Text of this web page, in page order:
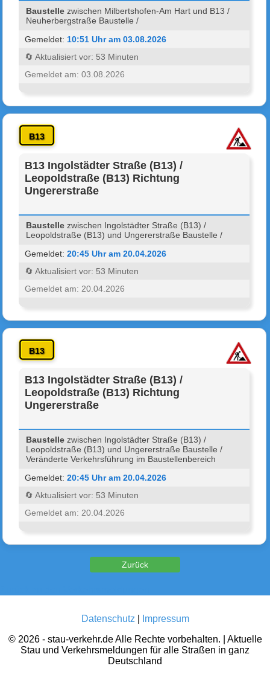
Baustelle zwischen Milbertshofen-Am Hart und B13 /
Neuherbergstraße Baustelle /
Gemeldet: 10:51 Uhr am 03.08.2026
🔄 Aktualisiert vor: 53 Minuten
Gemeldet am: 03.08.2026
B13
B13 Ingolstädter Straße (B13) /
Leopoldstraße (B13) Richtung
Ungererstraße
Baustelle zwischen Ingolstädter Straße (B13) /
Leopoldstraße (B13) und Ungererstraße Baustelle /
Gemeldet:20:45 Uhr am 20.04.2026
🔄 Aktualisiert vor: 53 Minuten
Gemeldet am: 20.04.2026
B13
B13 Ingolstädter Straße (B13) /
Leopoldstraße (B13) Richtung
Ungererstraße
Baustelle zwischen Ingolstädter Straße (B13) /
Leopoldstraße (B13) und Ungererstraße Baustelle /
Veränderte Verkehrsführung im Baustellenbereich
Gemeldet:20:45 Uhr am 20.04.2026
🔄 Aktualisiert vor: 53 Minuten
Gemeldet am: 20.04.2026
Datenschutz
Impressum
© 2026 - stau-verkehr.de Alle Rechte vorbehalten. | Aktuelle
Stau und Verkehrsmeldungen für alle Straßen in ganz
Deutschland